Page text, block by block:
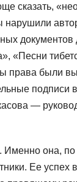
сказать,
документов
«Песни
права были
—
Именно она,
Ее успех